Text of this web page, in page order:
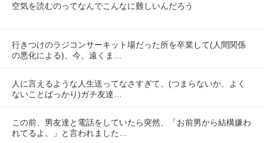
空気を読むのってなんでこんなに難しいんだろう
行きつけのラジコンサーキット場だった所を卒業して(人間関係
の悪化による)、今、遠くま…
人に言えるような人生送ってなさすぎて、(つまらないか、よく
ないことばっかり)ガチ友達…
この前、男友達と電話をしていたら突然、「お前男から結構嫌わ
れてるよ。」と言われました…